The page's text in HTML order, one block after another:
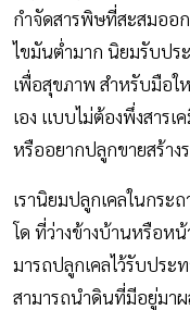
กำจัดสารพิษที่สะสมออ
ไขมันต่ำมาก นิยมรับปร
เพื่อสุขภาพ สำหรับมือใ
เอง แบบไม่ต้องพึ่งสาร
หรืออยากปลูกขายสร้าง
เรานิยมปลูกเคลในกระ
โด ที่ว่างข้างบ้านหรือห
มารถปลูกเคลไว้รับประ
สามารถนำดินที่มีอยู่มา